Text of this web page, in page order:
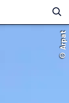
© Arpat